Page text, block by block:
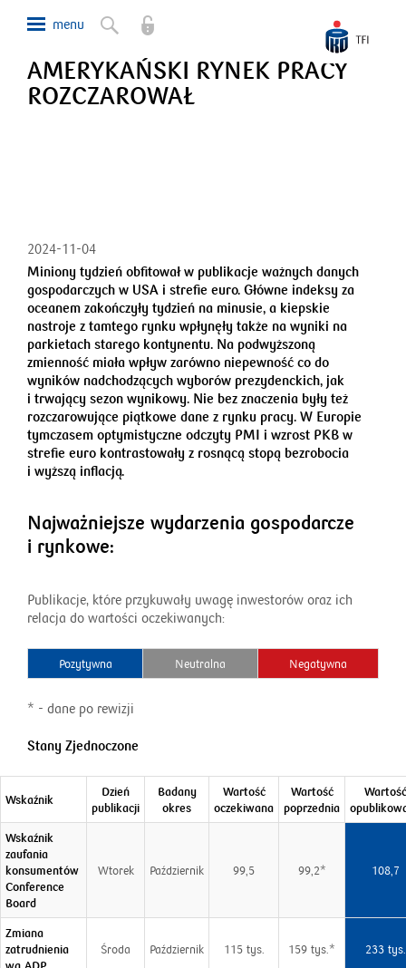
AMERYKAŃSKI RYNEK PRACY
ROZCZAROWAŁ
2024-11-04
Miniony tydzień obfitował w publikacje ważnych danych
gospodarczych w USA i strefie euro. Główne indeksy za
oceanem zakończyły tydzień na minusie, a kiepskie
nastroje z tamtego rynku wpłynęły także na wyniki na
parkietach starego kontynentu. Na podwyższoną
zmienność miała wpływ zarówno niepewność co do
wyników nadchodzących wyborów prezydenckich, jak
i trwający sezon wynikowy. Nie bez znaczenia były też
rozczarowujące piątkowe dane z rynku pracy. W Europie
tymczasem optymistyczne odczyty PMI i wzrost PKB w
strefie euro kontrastowały z rosnącą stopą bezrobocia
i wyższą inflacją.
Najważniejsze wydarzenia gospodarcze
i rynkowe:
Publikacje, które przykuwały uwagę inwestorów oraz ich
relacja do wartości oczekiwanych:
Pozytywna Neutralna Negatywna
* - dane po rewizji
Stany Zjednoczone
Wskaźnik
Dzień
publikacji
Badany
okres
Wartość
oczekiwana
Wartość
poprzednia
Wartość
Wskaźnik
zaufania
konsumentów
Conference
Board
Wtorek Październik 99,5 99,2* 108,7
Zmiana
zatrudnienia
Środa Październik 115 tys. 159 tys.* 233 tys.